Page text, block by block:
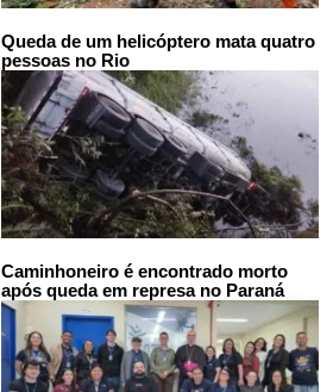
Queda de um helicóptero mata quatro
pessoas no Rio
Caminhoneiro é encontrado morto
após queda em represa no Paraná